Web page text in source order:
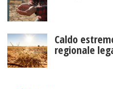
Caldo
regionale